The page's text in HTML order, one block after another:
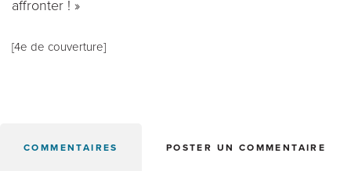
affronter ! »
[4e de couverture]
COMMENTAIRES POSTER UN COMMENTAIRE